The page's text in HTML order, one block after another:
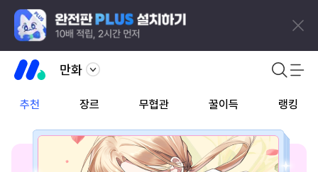
만화
추천 장르 무협관 꿀이득 랭킹